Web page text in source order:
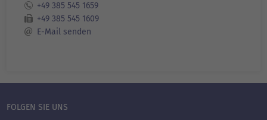
+49 385 545 1659
+49 385 545 1609
E-Mail senden
FOLGEN SIE UNS